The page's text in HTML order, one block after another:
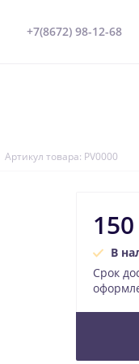
+7(8672) 98-12-68
Артикул товара: PV0000
В
Срок